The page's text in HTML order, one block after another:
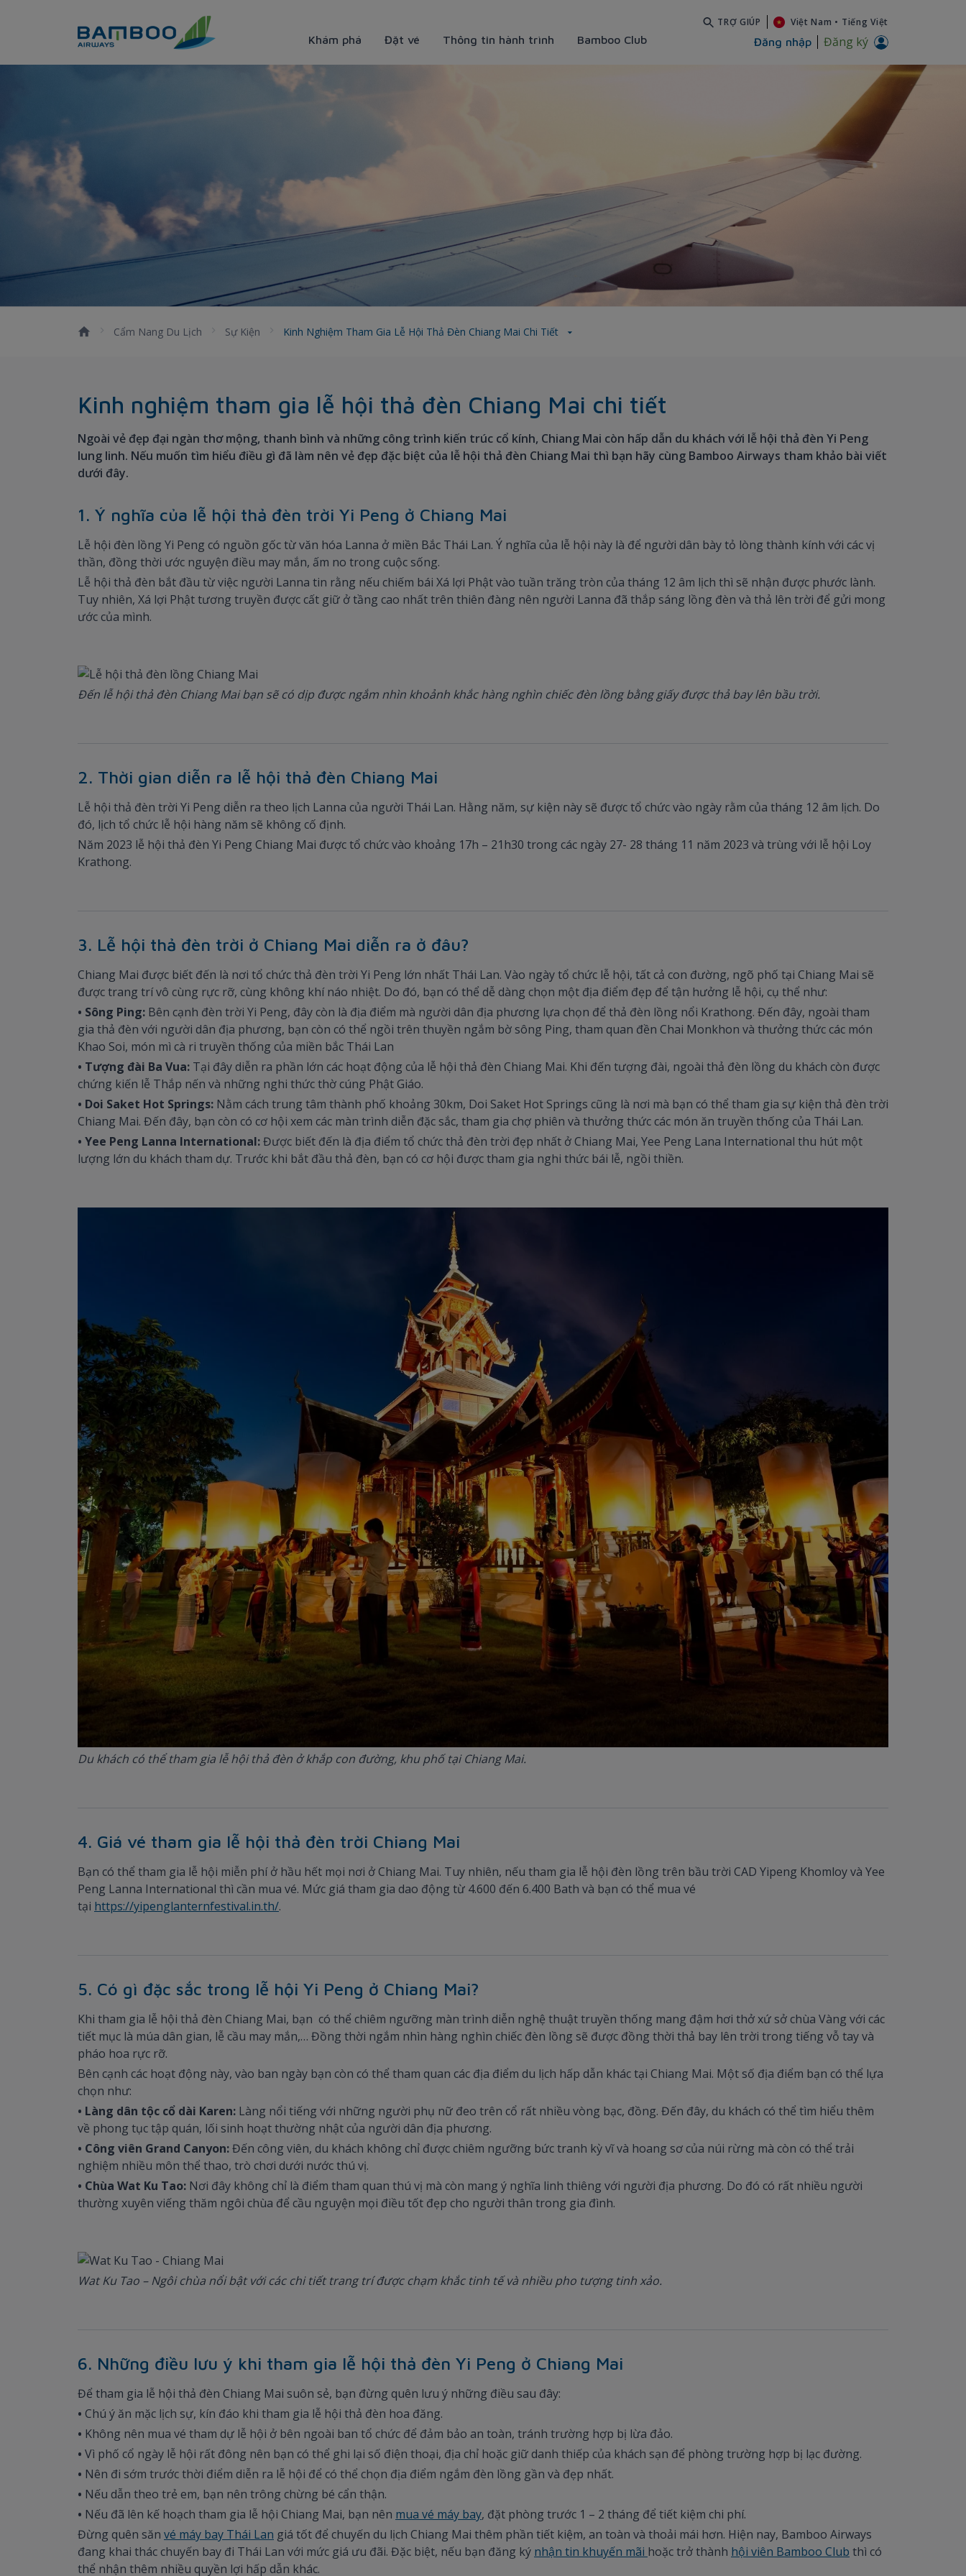
Khám phá Đặt vé Thông tin hành trình Bamboo Club
TRỢ GIÚP Việt Nam • Tiếng Việt
Đăng nhập Đăng ký
Kinh nghiệm tham gia lễ hội thả đèn Chiang Mai chi tiết
Cẩm Nang Du Lịch Sự Kiện Kinh Nghiệm Tham Gia Lễ Hội Thả Đèn Chiang Mai Chi Tiết
Kinh nghiệm tham gia lễ hội thả đèn Chiang Mai chi tiết
Ngoài vẻ đẹp đại ngàn thơ mộng, thanh bình và những công trình kiến trúc cổ kính, Chiang Mai còn hấp dẫn du khách với lễ hội thả đèn Yi Peng
lung linh. Nếu muốn tìm hiểu điều gì đã làm nên vẻ đẹp đặc biệt của lễ hội thả đèn Chiang Mai thì bạn hãy cùng Bamboo Airways tham khảo bài viết
dưới đây.
1. Ý nghĩa của lễ hội thả đèn trời Yi Peng ở Chiang Mai
Lễ hội đèn lồng Yi Peng có nguồn gốc từ văn hóa Lanna ở miền Bắc Thái Lan. Ý nghĩa của lễ hội này là để người dân bày tỏ lòng thành kính với các vị
thần, đồng thời ước nguyện điều may mắn, ấm no trong cuộc sống.
Lễ hội thả đèn bắt đầu từ việc người Lanna tin rằng nếu chiếm bái Xá lợi Phật vào tuần trăng tròn của tháng 12 âm lịch thì sẽ nhận được phước lành.
Tuy nhiên, Xá lợi Phật tương truyền được cất giữ ở tầng cao nhất trên thiên đàng nên người Lanna đã thắp sáng lồng đèn và thả lên trời để gửi mong
ước của mình.
Đến lễ hội thả đèn Chiang Mai bạn sẽ có dịp được ngắm nhìn khoảnh khắc hàng nghìn chiếc đèn lồng bằng giấy được thả bay lên bầu trời.
2. Thời gian diễn ra lễ hội thả đèn Chiang Mai
Lễ hội thả đèn trời Yi Peng diễn ra theo lịch Lanna của người Thái Lan. Hằng năm, sự kiện này sẽ được tổ chức vào ngày rằm của tháng 12 âm lịch. Do
đó, lịch tổ chức lễ hội hàng năm sẽ không cố định.
Năm 2023 lễ hội thả đèn Yi Peng Chiang Mai được tổ chức vào khoảng 17h – 21h30 trong các ngày 27- 28 tháng 11 năm 2023 và trùng với lễ hội Loy
Krathong.
3. Lễ hội thả đèn trời ở Chiang Mai diễn ra ở đâu?
Chiang Mai được biết đến là nơi tổ chức thả đèn trời Yi Peng lớn nhất Thái Lan. Vào ngày tổ chức lễ hội, tất cả con đường, ngõ phố tại Chiang Mai sẽ
được trang trí vô cùng rực rỡ, cùng không khí náo nhiệt. Do đó, bạn có thể dễ dàng chọn một địa điểm đẹp để tận hưởng lễ hội, cụ thể như:
• Sông Ping: Bên cạnh đèn trời Yi Peng, đây còn là địa điểm mà người dân địa phương lựa chọn để thả đèn lồng nổi Krathong. Đến đây, ngoài tham
gia thả đèn với người dân địa phương, bạn còn có thể ngồi trên thuyền ngắm bờ sông Ping, tham quan đền Chai Monkhon và thưởng thức các món
Khao Soi, món mì cà ri truyền thống của miền bắc Thái Lan
• Tượng đài Ba Vua: Tại đây diễn ra phần lớn các hoạt động của lễ hội thả đèn Chiang Mai. Khi đến tượng đài, ngoài thả đèn lồng du khách còn được
chứng kiến lễ Thắp nến và những nghi thức thờ cúng Phật Giáo.
• Doi Saket Hot Springs: Nằm cách trung tâm thành phố khoảng 30km, Doi Saket Hot Springs cũng là nơi mà bạn có thể tham gia sự kiện thả đèn trời
Chiang Mai. Đến đây, bạn còn có cơ hội xem các màn trình diễn đặc sắc, tham gia chợ phiên và thưởng thức các món ăn truyền thống của Thái Lan.
• Yee Peng Lanna International:Được biết đến là địa điểm tổ chức thả đèn trời đẹp nhất ở Chiang Mai, Yee Peng Lana International thu hút một
lượng lớn du khách tham dự. Trước khi bắt đầu thả đèn, bạn có cơ hội được tham gia nghi thức bái lễ, ngồi thiền.
Du khách có thể tham gia lễ hội thả đèn ở khắp con đường, khu phố tại Chiang Mai.
4. Giá vé tham gia lễ hội thả đèn trời Chiang Mai
Bạn có thể tham gia lễ hội miễn phí ở hầu hết mọi nơi ở Chiang Mai. Tuy nhiên, nếu tham gia lễ hội đèn lồng trên bầu trời CAD Yipeng Khomloy và Yee
Peng Lanna International thì cần mua vé. Mức giá tham gia dao động từ 4.600 đến 6.400 Bath và bạn có thể mua vé
tại https://yipenglanternfestival.in.th/.
5. Có gì đặc sắc trong lễ hội Yi Peng ở Chiang Mai?
Khi tham gia lễ hội thả đèn Chiang Mai, bạn có thể chiêm ngưỡng màn trình diễn nghệ thuật truyền thống mang đậm hơi thở xứ sở chùa Vàng với các
tiết mục là múa dân gian, lễ cầu may mắn,… Đồng thời ngắm nhìn hàng nghìn chiếc đèn lồng sẽ được đồng thời thả bay lên trời trong tiếng vỗ tay và
pháo hoa rực rỡ.
Bên cạnh các hoạt động này, vào ban ngày bạn còn có thể tham quan các địa điểm du lịch hấp dẫn khác tại Chiang Mai. Một số địa điểm bạn có thể lựa
chọn như:
• Làng dân tộc cổ dài Karen: Làng nổi tiếng với những người phụ nữ đeo trên cổ rất nhiều vòng bạc, đồng. Đến đây, du khách có thể tìm hiểu thêm
về phong tục tập quán, lối sinh hoạt thường nhật của người dân địa phương.
• Công viên Grand Canyon:Đến công viên, du khách không chỉ được chiêm ngưỡng bức tranh kỳ vĩ và hoang sơ của núi rừng mà còn có thể trải
nghiệm nhiều môn thể thao, trò chơi dưới nước thú vị.
• Chùa Wat Ku Tao: Nơi đây không chỉ là điểm tham quan thú vị mà còn mang ý nghĩa linh thiêng với người địa phương. Do đó có rất nhiều người
thường xuyên viếng thăm ngôi chùa để cầu nguyện mọi điều tốt đẹp cho người thân trong gia đình.
Wat Ku Tao – Ngôi chùa nổi bật với các chi tiết trang trí được chạm khắc tinh tế và nhiều pho tượng tinh xảo.
6. Những điều lưu ý khi tham gia lễ hội thả đèn Yi Peng ở Chiang Mai
Để tham gia lễ hội thả đèn Chiang Mai suôn sẻ, bạn đừng quên lưu ý những điều sau đây:
• Chú ý ăn mặc lịch sự, kín đáo khi tham gia lễ hội thả đèn hoa đăng.
• Không nên mua vé tham dự lễ hội ở bên ngoài ban tổ chức để đảm bảo an toàn, tránh trường hợp bị lừa đảo.
• Vì phố cổ ngày lễ hội rất đông nên bạn có thể ghi lại số điện thoại, địa chỉ hoặc giữ danh thiếp của khách sạn để phòng trường hợp bị lạc đường.
• Nên đi sớm trước thời điểm diễn ra lễ hội để có thể chọn địa điểm ngắm đèn lồng gần và đẹp nhất.
• Nếu dẫn theo trẻ em, bạn nên trông chừng bé cẩn thận.
• Nếu đã lên kế hoạch tham gia lễ hội Chiang Mai, bạn nên mua vé máy bay, đặt phòng trước 1 – 2 tháng để tiết kiệm chi phí.
Đừng quên săn vé máy bay Thái Lan giá tốt để chuyến du lịch Chiang Mai thêm phần tiết kiệm, an toàn và thoải mái hơn. Hiện nay, Bamboo Airways
đang khai thác chuyến bay đi Thái Lan với mức giá ưu đãi. Đặc biệt, nếu bạn đăng ký nhận tin khuyến mãi hoặc trở thành hội viên Bamboo Club thì có
thể nhận thêm nhiều quyền lợi hấp dẫn khác.